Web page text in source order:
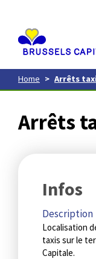
contenu
principal
Home Arrêts
Arrêts
Infos
Description
Localisation
taxis sur le
Capitale.